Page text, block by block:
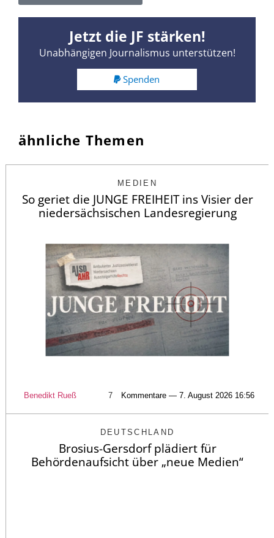
Jetzt die JF stärken!
Unabhängigen Journalismus unterstützen!
Spenden
ähnliche Themen
MEDIEN
So geriet die JUNGE FREIHEIT ins Visier der
niedersächsischen Landesregierung
Benedikt Rueß 7 Kommentare — 7. August 2026 16:56
DEUTSCHLAND
Brosius-Gersdorf plädiert für
Behördenaufsicht über „neue Medien“